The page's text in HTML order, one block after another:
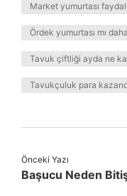
Market yumurtası
Ördek yumurtası mı
Tavuk çiftliği ayda ne
Tavukçuluk para
Önceki Yazı
Başucu Neden